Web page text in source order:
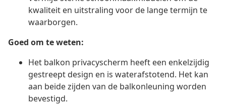
kwaliteit en uitstraling voor de lange termijn te
waarborgen.
Goed om te weten:
Het balkon privacyscherm heeft een enkelzijdig
gestreept design en is waterafstotend. Het kan
aan beide zijden van de balkonleuning worden
bevestigd.